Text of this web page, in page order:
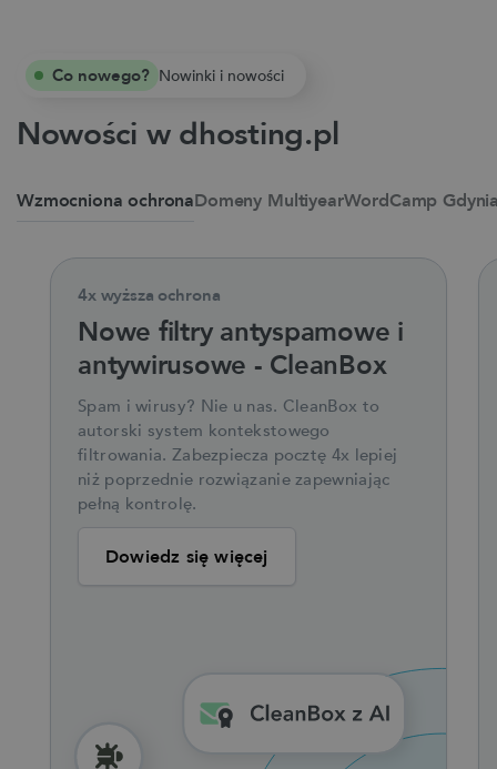
Co nowego? Nowinki i nowości
Nowości w dhosting.pl
Wzmocniona ochronaDomeny MultiyearWordCamp
4x wyższa ochrona
Nowe filtry antyspamowe i
antywirusowe - CleanBox
Spam i wirusy? Nie u nas. CleanBox to
autorski system kontekstowego
filtrowania. Zabezpiecza pocztę 4x lepiej
niż poprzednie rozwiązanie zapewniając
pełną kontrolę.
Dowiedz się więcej